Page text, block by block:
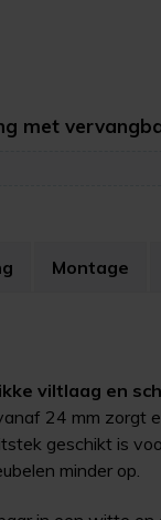
met
Montage
viltlaag en
24 mm zorgt
geschikt is
minder op.